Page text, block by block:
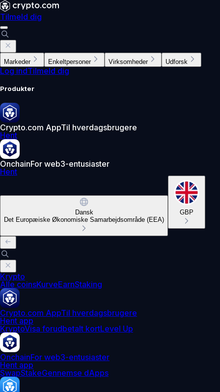
Tilmeld dig
Markeder Enkeltpersoner Virksomheder Udforsk
Log indTilmeld dig
Produkter
Crypto.com AppTil hverdagsbrugere
Hent
OnchainFor web3-entusiaster
Hent
Dansk
Det Europæiske Økonomiske Samarbejdsområde (EEA)
GBP
Krypto
Alle coinsKurveEarnStaking
Crypto.com AppTil hverdagsbrugere
Hent app
KryptoVisa forudbetalt kortLevel Up
OnchainFor web3-entusiaster
Hent app
SwapStakeGennemse dApps